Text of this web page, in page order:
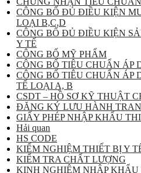
CÔNG BỐ ĐỦ ĐIỀU KIỆN
LOẠI B,C,D
CÔNG BỐ ĐỦ ĐIỀU KIỆN
Y TẾ
CÔNG BỐ MỸ PHẨM
CÔNG BỐ TIÊU CHUẨN ÁP
CÔNG BỐ TIÊU CHUẨN ÁP
TẾ LOẠI A, B
CSDT – HỒ SƠ KỸ THUẬT
ĐĂNG KÝ LƯU HÀNH
GIẤY PHÉP NHẬP KHẨU
Hải quan
HS CODE
KIỂM NGHIỆM THIẾT BỊ Y
KIỂM TRA CHẤT LƯỢNG
KINH NGHIỆM NHẬP KHẨU